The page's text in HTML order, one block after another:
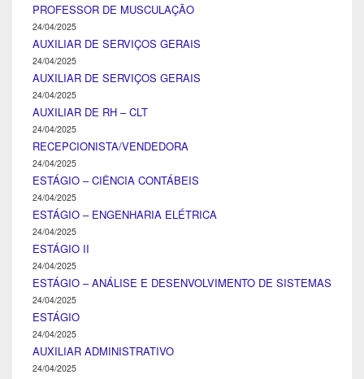
PROFESSOR DE MUSCULAÇÃO
24/04/2025
AUXILIAR DE SERVIÇOS GERAIS
24/04/2025
AUXILIAR DE SERVIÇOS GERAIS
24/04/2025
AUXILIAR DE RH – CLT
24/04/2025
RECEPCIONISTA/VENDEDORA
24/04/2025
ESTÁGIO – CIÊNCIA CONTÁBEIS
24/04/2025
ESTÁGIO – ENGENHARIA ELÉTRICA
24/04/2025
ESTÁGIO II
24/04/2025
ESTÁGIO – ANÁLISE E DESENVOLVIMENTO DE SISTEMAS
24/04/2025
ESTÁGIO
24/04/2025
AUXILIAR ADMINISTRATIVO
24/04/2025